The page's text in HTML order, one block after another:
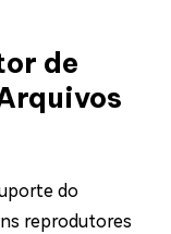
de
do
reprodutores